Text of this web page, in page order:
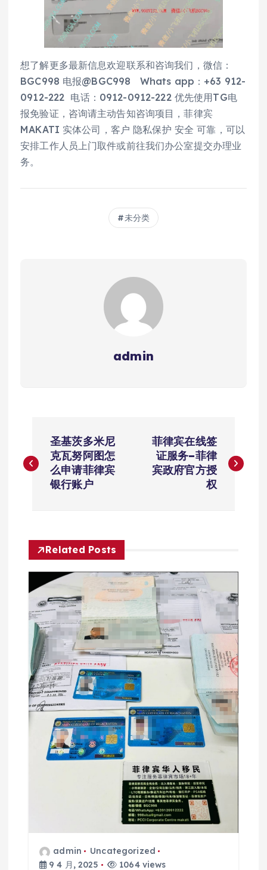
想了解更多最新信息欢迎联系和咨询我们，微信：
BGC998 电报@BGC998 Whats app：+63 912-
0912-222 电话：0912-0912-222 优先使用TG电
报免验证，咨询请主动告知咨询项目，菲律宾
MAKATI 实体公司，客户 隐私保护 安全 可靠，可以
安排工作人员上门取件或前往我们办公室提交办理业
务。
未分类
admin
章
圣基茨多米尼
克瓦努阿图怎
么申请菲律宾
银行账户
菲律宾在线签
证服务–菲律
宾政府官方授
权
Related Posts
admin
Uncategorized
9 4 月, 2025
1064 views